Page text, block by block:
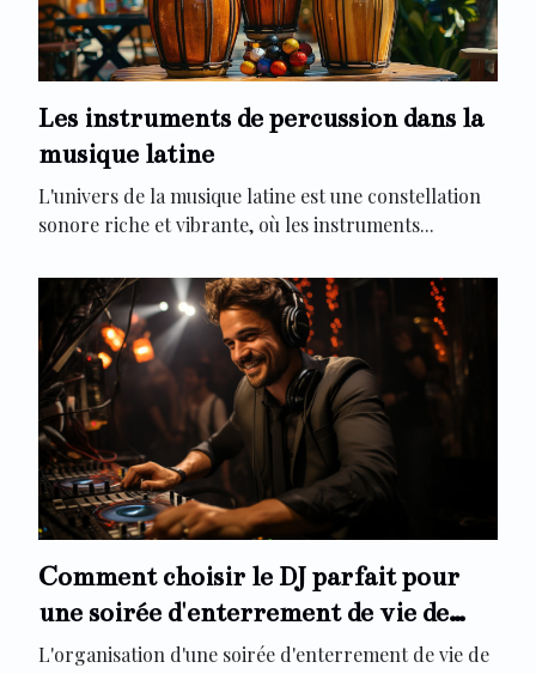
Les instruments de percussion dans la
musique latine
L'univers de la musique latine est une constellation
sonore riche et vibrante, où les instruments...
Comment choisir le DJ parfait pour
une soirée d'enterrement de vie de
célibataire animée
L'organisation d'une soirée d'enterrement de vie de